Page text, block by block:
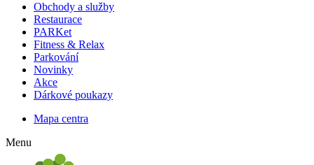
Obchody a služby
Restaurace
PARKet
Fitness & Relax
Parkování
Novinky
Akce
Dárkové poukazy
Mapa centra
Menu